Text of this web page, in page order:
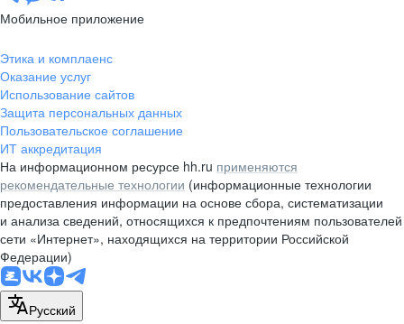
10 этаж, помещение 45-1
pr@rabota.by
Алматы
пр. Абая, д. 151, БЦ Алатау,
12 этаж, офис 1209
+7 727 232-13-13
pr@headhunter.com.kz
Мобильное приложение
Этика и комплаенс
Оказание услуг
Использование сайтов
Защита персональных данных
Пользовательское соглашение
ИТ аккредитация
На информационном ресурсе hh.ru применяются
рекомендательные технологии (информационные технологии
предоставления информации на основе сбора, систематизации
и анализа сведений, относящихся к предпочтениям пользователей
сети «Интернет», находящихся на территории Российской
Федерации)
Русский